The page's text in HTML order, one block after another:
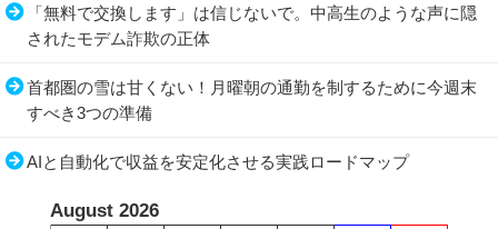
「無料で交換します」は信じないで。中高生のような声に隠
されたモデム詐欺の正体
首都圏の雪は甘くない！月曜朝の通勤を制するために今週末
すべき3つの準備
AIと自動化で収益を安定化させる実践ロードマップ
August 2026